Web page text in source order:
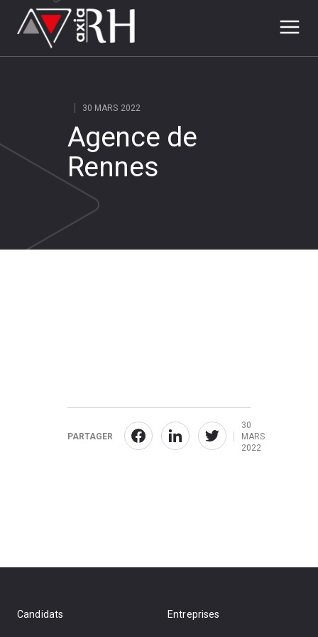
30 MARS 2022
Agence de
Rennes
PARTAGER
30
MARS
2022
Candidats Entreprises